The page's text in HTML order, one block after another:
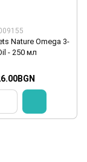
Nature Omega 3-
- 250 мл